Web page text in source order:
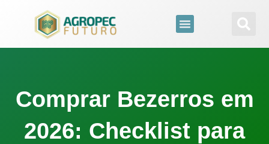
conteúdo
Comprar Bezerros em
2026: Checklist para